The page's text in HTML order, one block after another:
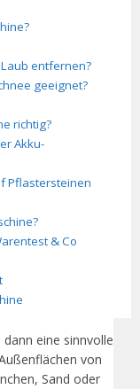
entfernen?
geeignet?
richtig?
Akku-
Pflastersteinen
& Co
eine sinnvolle
von
Sand oder